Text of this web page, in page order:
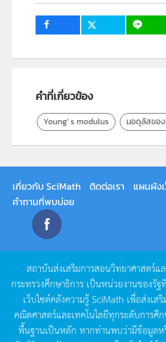
คำที่เกี่ยวข้อง
Young' s modulus มอดุลัสขอ
เกี่ยวกับ SciMath ติดต่อเรา
แผนผัง
คำถามที่พบบ่อย
สถาบันส่งเสริมการสอนวิทยาศาสตร์แ
กระทรวงศึกษาธิการ เป็นหน่วยงานของรัฐ
เว็บไซต์คลังความรู้SciMath เพื่อส่งเส
คณิตศาสตร์และเทคโนโลยีทุกระดับการศึ
พื้นฐานเป็นหลัก หากท่านพบว่ามีข้อมูลห